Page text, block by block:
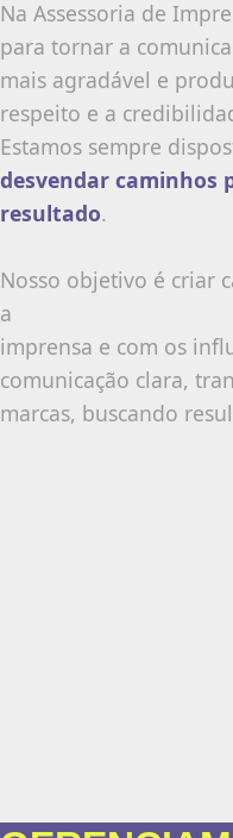
Na Assessoria de
para tornar a
mais agradável e
respeito e a
Estamos sempre
desvendar caminhos
resultado.
Nosso objetivo é criar
a
imprensa e com os
comunicação clara,
marcas, buscando